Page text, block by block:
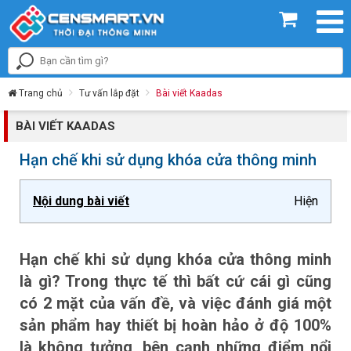
Trang chủ Tư vấn lắp đặt Bài viết Kaadas
BÀI VIẾT KAADAS
Hạn chế khi sử dụng khóa cửa thông minh
Nội dung bài viết Hiện
Hạn chế khi sử dụng khóa cửa thông minh
là gì? Trong thực tế thì bất cứ cái gì cũng
có 2 mặt của vấn đề, và việc đánh giá một
sản phẩm hay thiết bị hoàn hảo ở độ 100%
là không tưởng, bên cạnh những điểm nổi